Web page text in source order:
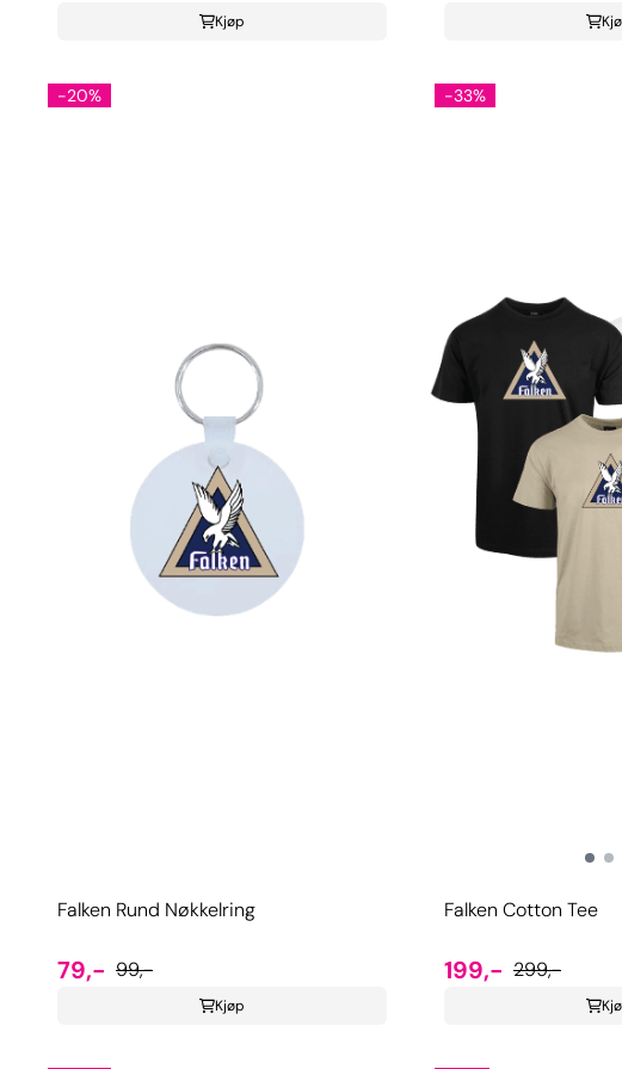
Kjøp
-20%
Falken Rund Nøkkelring
79,- 99,-
Kjøp
-33%
Falken Cotton Tee
199,- 299,-